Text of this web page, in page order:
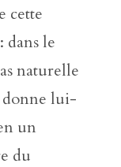
cette
dans le
naturelle
donne lui-
un
du